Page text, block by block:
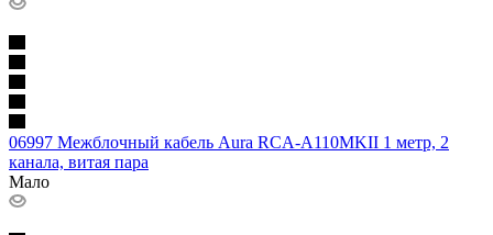
06997 Межблочный кабель Aura RCA-A110MKII 1 метр, 2
канала, витая пара
Мало